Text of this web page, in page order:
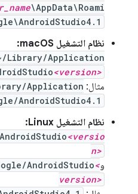
\AppData\Roami
نظام التشغيل macOS:
Library/Application
<version>
مثال: Application
AndroidStudio4.1
نظام التشغيل Linux:
<versio
n>
و AndroidStudio<
version>